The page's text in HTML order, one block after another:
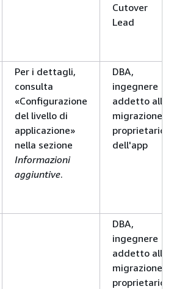
Cutover
Lead
Per i dettagli,
consulta
«Configurazione
del livello di
applicazione»
nella sezione
Informazioni
aggiuntive.
DBA,
ingegnere
addetto alla
migrazione,
proprietario
dell'app
DBA,
ingegnere
addetto alla
migrazione,
proprietario